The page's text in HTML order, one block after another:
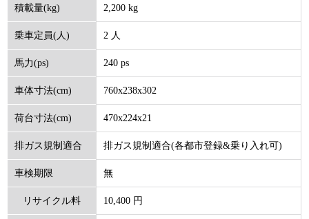
積載量(kg) 2,200 kg
乗車定員(人) 2 人
馬力(ps) 240 ps
車体寸法(cm) 760x238x302
荷台寸法(cm) 470x224x21
排ガス規制適合 排ガス規制適合(各都市登録&乗り入れ可)
車検期限 無
リサイクル料 10,400 円